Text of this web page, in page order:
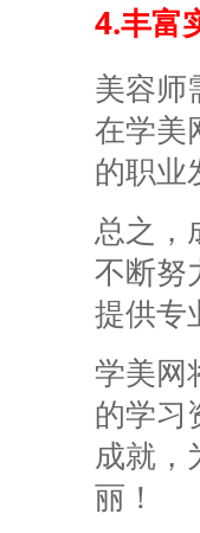
4.丰富
美容师
在学美
的职业
总之，
不断努
提供专
学美网
的学习
成就，
丽！